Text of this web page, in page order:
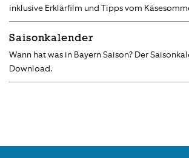
inklusive Erklärfilm und Tipps vom
Saisonkalender
Wann hat was in Bayern Saison? Der
Download.